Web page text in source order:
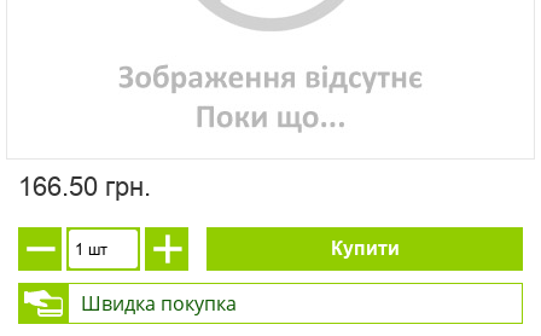
166.50 грн.
Купити
Швидка покупка